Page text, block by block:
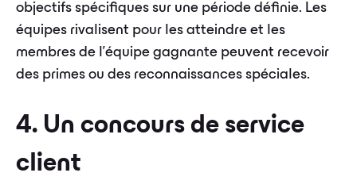
objectifs spécifiques sur une période définie. Les
équipes rivalisent pour les atteindre et les
membres de l'équipe gagnante peuvent recevoir
des primes ou des reconnaissances spéciales.
4. Un concours de service
client